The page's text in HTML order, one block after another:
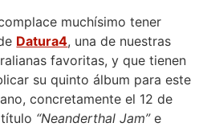
muchísimo tener
Datura4, una de nuestras
favoritas, y que tienen
su quinto álbum para este
concretamente el 12 de
“Neanderthal Jam”e